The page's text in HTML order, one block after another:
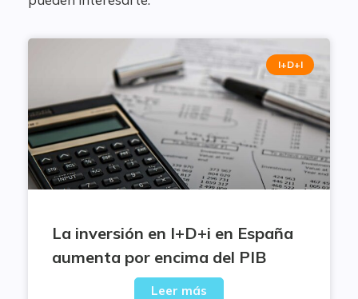
I+D+I
La inversión en I+D+i en España
aumenta por encima del PIB
Leer más